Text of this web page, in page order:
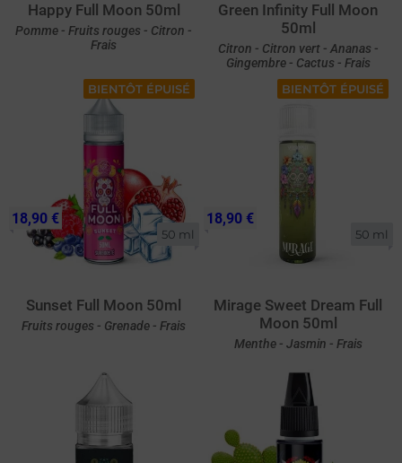
Happy Full Moon 50ml
Pomme - Fruits rouges - Citron -
Frais
Green Infinity Full Moon
50ml
Citron - Citron vert - Ananas -
Gingembre - Cactus - Frais
BIENTÔT ÉPUISÉ
50 ml
Sunset Full Moon 50ml
Fruits rouges - Grenade - Frais
18,90 €
BIENTÔT ÉPUISÉ
50 ml
Mirage Sweet Dream Full
Moon 50ml
Menthe - Jasmin - Frais
18,90 €